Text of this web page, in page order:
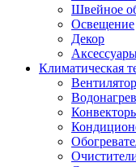
Швейное
Освещение
Декор
Климатическая